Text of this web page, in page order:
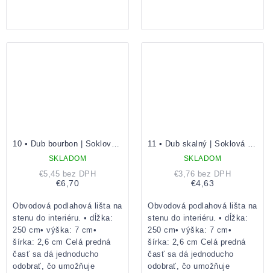
SKLADOM
€5,45 bez DPH
€6,70
Obvodová podlahová lišta na
stenu do interiéru. • dĺžka:
250 cm• výška: 7 cm•
šírka: 2,6 cm Celá predná
časť sa dá jednoducho
odobrať, čo umožňuje
SKLADOM
€3,76 bez DPH
€4,63
Obvodová podlahová lišta na
stenu do interiéru. • dĺžka:
250 cm• výška: 7 cm•
šírka: 2,6 cm Celá predná
časť sa dá jednoducho
odobrať, čo umožňuje